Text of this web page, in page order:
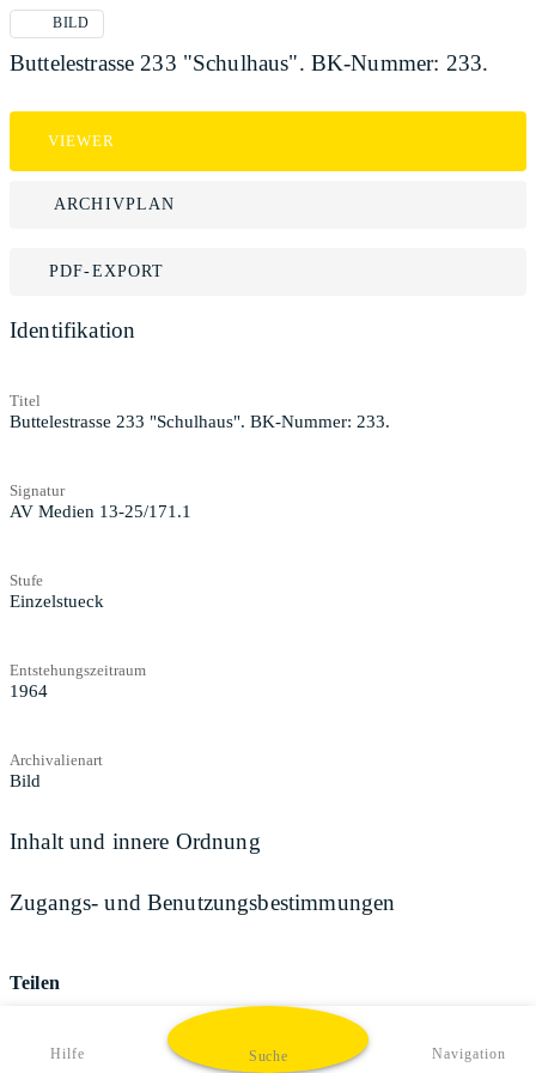
BILD
Buttelestrasse 233 "Schulhaus". BK-Nummer: 233.
VIEWER
ARCHIVPLAN
PDF-EXPORT
Identifikation
Titel
Buttelestrasse 233 "Schulhaus". BK-Nummer: 233.
Signatur
AV Medien 13-25/171.1
Stufe
Einzelstueck
Entstehungszeitraum
1964
Archivalienart
Bild
Inhalt und innere Ordnung
Zugangs- und Benutzungsbestimmungen
Teilen
Hilfe Suche Navigation